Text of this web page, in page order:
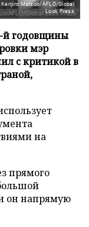
Kenjiro Matsuo/AFLO/Global
Look Press
й годовщины
мэр
с критикой в
на
прямого
он напрямую